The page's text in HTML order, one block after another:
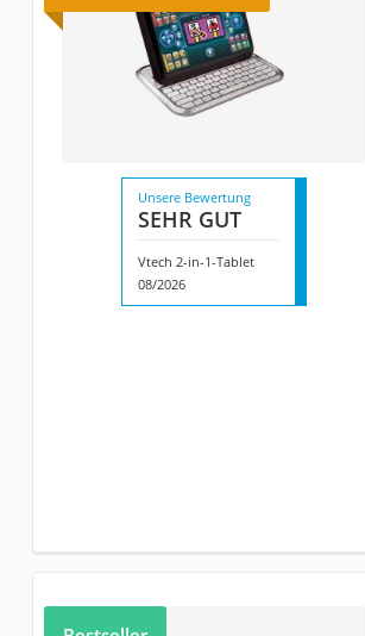
Unsere Bewertung
SEHR GUT
Vtech 2-in-1-Tablet
08/2026